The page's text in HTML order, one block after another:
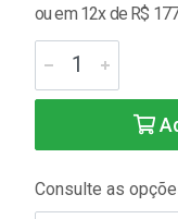
ou em 12x de R$
Consulte as